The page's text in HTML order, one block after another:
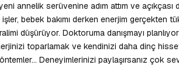
annelik serüvenine adım attım ve
bebek bakımı derken enerjim gerçekten
düşürüyor. Doktoruma danışmayı
toparlamak ve kendinizi daha dinç
Deneyimlerinizi paylaşırsanız çok